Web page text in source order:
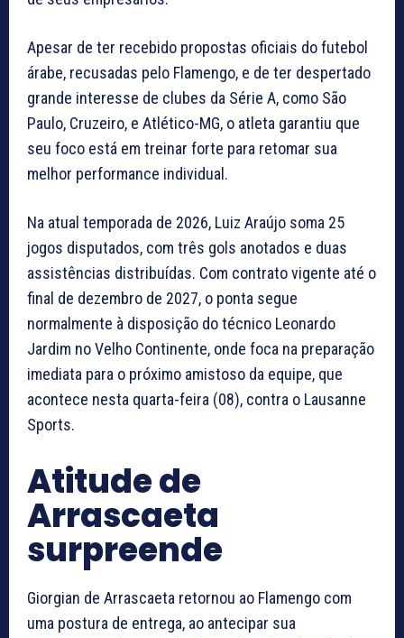
Apesar de ter recebido propostas oficiais do futebol
árabe, recusadas pelo Flamengo, e de ter despertado
grande interesse de clubes da Série A, como São
Paulo, Cruzeiro, e Atlético-MG, o atleta garantiu que
seu foco está em treinar forte para retomar sua
melhor performance individual.
Na atual temporada de 2026, Luiz Araújo soma 25
jogos disputados, com três gols anotados e duas
assistências distribuídas. Com contrato vigente até o
final de dezembro de 2027, o ponta segue
normalmente à disposição do técnico Leonardo
Jardim no Velho Continente, onde foca na preparação
imediata para o próximo amistoso da equipe, que
acontece nesta quarta-feira (08), contra o Lausanne
Sports.
Atitude de
Arrascaeta
surpreende
Giorgian de Arrascaeta retornou ao Flamengo com
uma postura de entrega, ao antecipar sua